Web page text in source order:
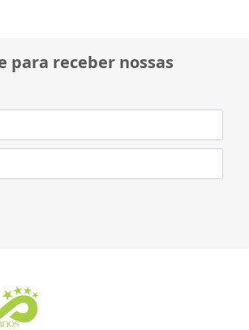
para receber nossas